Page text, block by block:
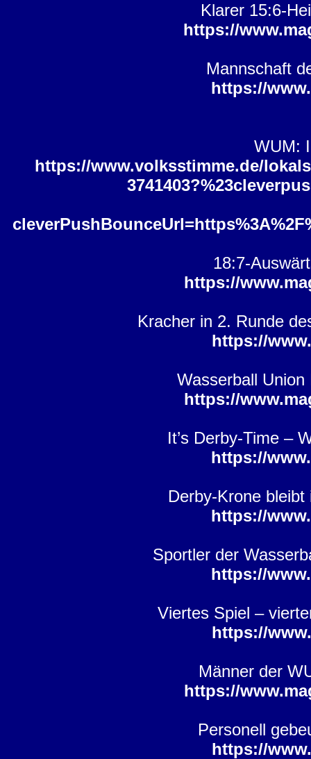
Klarer 15:6-
https://
Mannschaft
https://
WUM:
https://www.volksstimme.de/
18:7-
https://
Kracher in 2. Runde
https://
Wasserball
https://
It’s Derby-Time –
https://
Derby-Krone
https://
Sportler der
https://
Viertes Spiel –
https://
Männer der
https://
Personell
https://